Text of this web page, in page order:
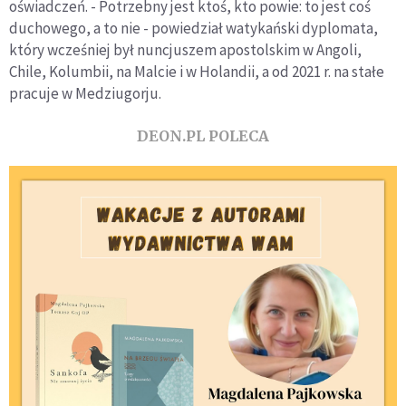
oświadczeń. - Potrzebny jest ktoś, kto powie: to jest coś
duchowego, a to nie - powiedział watykański dyplomata,
który wcześniej był nuncjuszem apostolskim w Angoli,
Chile, Kolumbii, na Malcie i w Holandii, a od 2021 r. na stałe
pracuje w Medziugorju.
DEON.PL POLECA